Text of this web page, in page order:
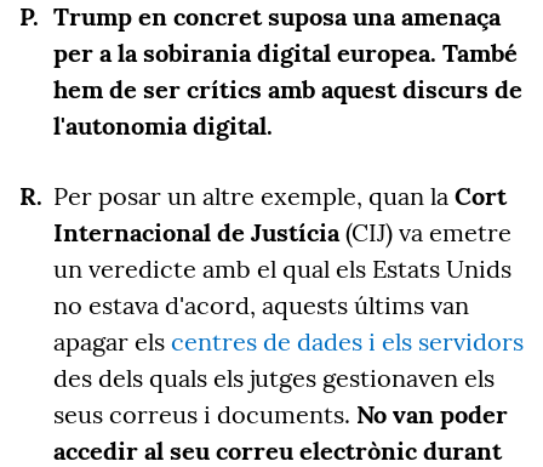
Trump en concret suposa una amenaça
per a la sobirania digital europea. També
hem de ser crítics amb aquest discurs de
l'autonomia digital.
Per posar un altre exemple, quan la Cort
Internacional de Justícia(CIJ) va emetre
un veredicte amb el qual els Estats Unids
no estava d'acord, aquests últims van
apagar els centres de dades i els servidors
des dels quals els jutges gestionaven els
seus correus i documents. No van poder
accedir al seu correu electrònic durant